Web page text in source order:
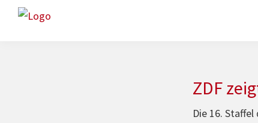
Hauptnavigation
Skip
ZDF
Die 16.